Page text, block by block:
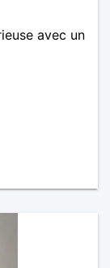
avec un